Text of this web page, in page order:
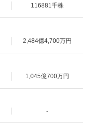
116881千株
2,484億4,700万円
1,045億700万円
-